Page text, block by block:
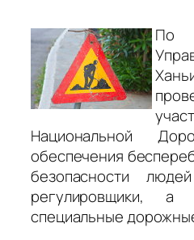
По
Национальной
обеспечения
безопасности
регулировщики, а
специальные